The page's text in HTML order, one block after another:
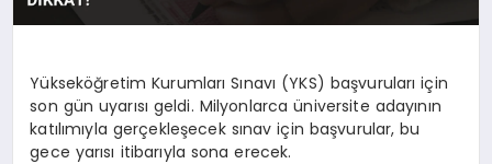
Yükseköğretim Kurumları Sınavı (YKS) başvuruları için
son gün uyarısı geldi. Milyonlarca üniversite adayının
katılımıyla gerçekleşecek sınav için başvurular, bu
gece yarısı itibarıyla sona erecek.